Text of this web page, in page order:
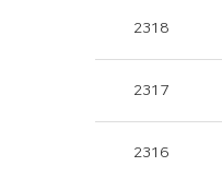
2318
2317
2316